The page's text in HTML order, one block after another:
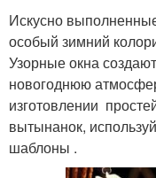
Искусно
особый зимний
Узорные окна
новогоднюю
изготовлении
вытынанок,
шаблоны .